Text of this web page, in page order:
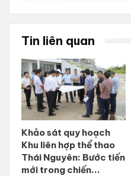
Tin liên quan
Khảo sát quy hoạch
Khu liên hợp thể thao
Thái Nguyên: Bước tiến
mới trong chiến...